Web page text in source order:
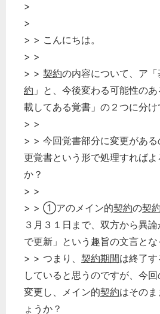
>
>
> > こんにちは。
> >
> > 契約の内容について、ア
約 」と、今後変わる可能性の
載してある覚書」の２つに分け
> >
> > 今回覚書部分に変更があ
更覚書という形で処理すればよ
か？
> >
> > ①アのメイン的契約の契
３月３１日まで、双方から異
で更新」という趣旨の文言とな
> > つまり、 契約期間は終了
していると思うのですが、今
変更し、メイン的契約はその
ょうか？
どのカテゴリーに投
選択してください
労務管理
税務経理
企業法務